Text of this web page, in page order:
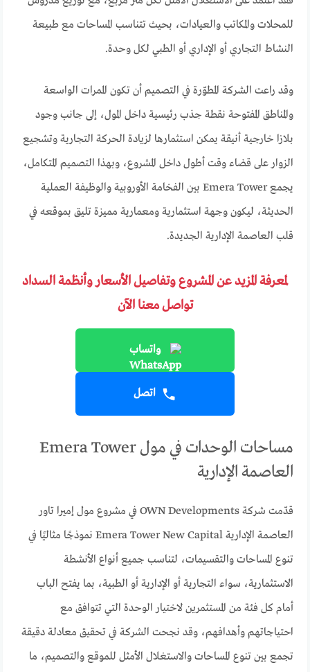
للمحلات والمكاتب والعيادات، بحيث تتناسب المساحات مع طبيعة
النشاط التجاري أو الإداري أو الطبي لكل وحدة.
وقد راعت الشركة المطوّرة في التصميم أن تكون الممرات الواسعة
والمناطق المفتوحة نقطة جذب رئيسية داخل المول، إلى جانب وجود
بلازا خارجية أنيقة يمكن استثمارها لزيادة الحركة التجارية وتشجيع
الزوار على قضاء وقت أطول داخل المشروع، وبهذا التصميم المتكامل،
يجمع Emera Tower بين الفخامة الأوروبية والوظيفة العملية
الحديثة، ليكون وجهة استثمارية ومعمارية مميزة تليق بموقعه في
قلب العاصمة الإدارية الجديدة.
لمعرفة المزيد عن المشروع وتفاصيل الأسعار وأنظمة السداد
تواصل معنا الآن
واتساب
اتصل
مساحات الوحدات في مول Emera Tower
العاصمة الإدارية
قدّمت شركة OWN Developments في مشروع مول إميرا تاور
العاصمة الإدارية Emera Tower New Capital نموذجًا مثاليًا في
تنوع المساحات والتقسيمات، لتناسب جميع أنواع الأنشطة
الاستثمارية، سواء التجارية أو الإدارية أو الطبية، بما يفتح الباب
أمام كل فئة من المستثمرين لاختيار الوحدة التي تتوافق مع
احتياجاتهم وأهدافهم، وقد نجحت الشركة في تحقيق معادلة دقيقة
تجمع بين تنوع المساحات والاستغلال الأمثل للموقع والتصميم، ما